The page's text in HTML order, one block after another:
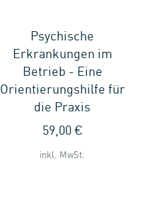
Psychische
Erkrankungen im
Betrieb - Eine
Orientierungshilfe für
die Praxis
59,00 €
inkl. MwSt.